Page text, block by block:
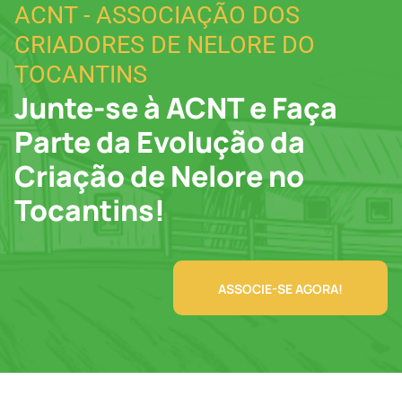
ACNT - ASSOCIAÇÃO DOS
CRIADORES DE NELORE DO
TOCANTINS
Junte-se à ACNT e Faça
Parte da Evolução da
Criação de Nelore no
Tocantins!
ASSOCIE-SE AGORA!